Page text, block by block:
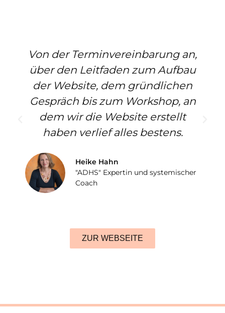
Von der Terminvereinbarung an,
über den Leitfaden zum Aufbau
der Website, dem gründlichen
Gespräch bis zum Workshop, an
dem wir die Website erstellt
haben verlief alles bestens.
Heike Hahn
"ADHS" Expertin und systemischer
Coach
ZUR WEBSEITE